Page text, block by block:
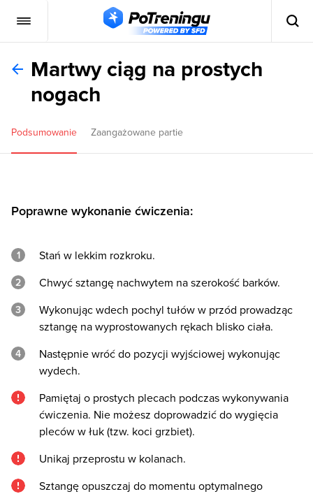
Martwy ciąg na prostych
nogach
Podsumowanie Zaangażowane partie
Poprawne wykonanie ćwiczenia:
Stań w lekkim rozkroku.
Chwyć sztangę nachwytem na szerokość barków.
Wykonując wdech pochyl tułów w przód prowadząc
sztangę na wyprostowanych rękach blisko ciała.
Następnie wróć do pozycji wyjściowej wykonując
wydech.
Pamiętaj o prostych plecach podczas wykonywania
ćwiczenia. Nie możesz doprowadzić do wygięcia
pleców w łuk (tzw. koci grzbiet).
Unikaj przeprostu w kolanach.
Sztangę opuszczaj do momentu optymalnego